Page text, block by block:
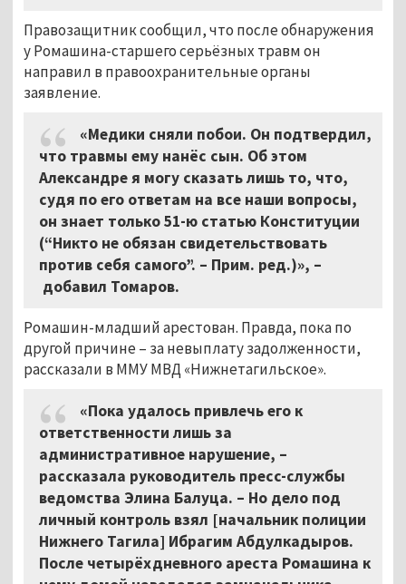
Правозащитник сообщил, что после обнаружения
у Ромашина-старшего серьёзных травм он
направил в правоохранительные органы
заявление.
«Медики сняли побои. Он подтвердил,
что травмы ему нанёс сын. Об этом
Александре я могу сказать лишь то, что,
судя по его ответам на все наши вопросы,
он знает только 51-ю статью Конституции
(“Никто не обязан свидетельствовать
против себя самого”. – Прим. ред.)», –
добавил Томаров.
Ромашин-младший арестован. Правда, пока по
другой причине – за невыплату задолженности,
рассказали в ММУ МВД «Нижнетагильское».
«Пока удалось привлечь его к
ответственности лишь за
административное нарушение, –
рассказала руководитель пресс-службы
ведомства Элина Балуца. – Но дело под
личный контроль взял [начальник полиции
Нижнего Тагила] Ибрагим Абдулкадыров.
После четырёхдневного ареста Ромашина к